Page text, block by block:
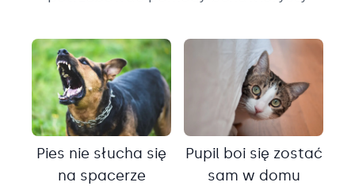
Pies nie słucha się
na spacerze
Pupil boi się zostać
sam w domu